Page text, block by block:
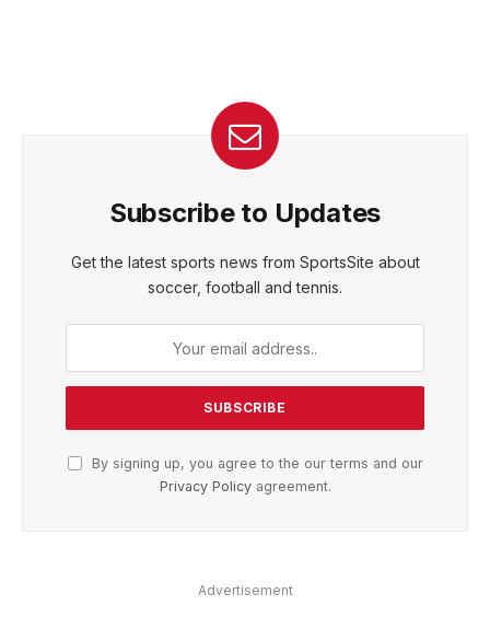
Subscribe to Updates
Get the latest sports news from SportsSite about
soccer, football and tennis.
By signing up, you agree to the our terms and our
Privacy Policyagreement.
Advertisement